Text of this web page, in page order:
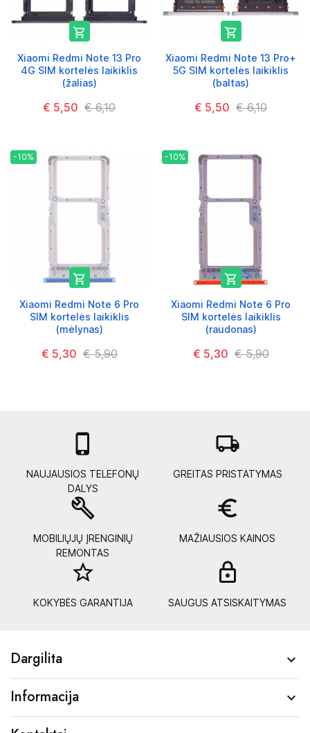

Xiaomi Redmi Note 13 Pro
4G SIM kortelės laikiklis
(žalias)
€ 5,50 € 6,10

Xiaomi Redmi Note 13 Pro+
5G SIM kortelės laikiklis
(baltas)
€ 5,50 € 6,10
-10%

Xiaomi Redmi Note 6 Pro
SIM kortelės laikiklis
(mėlynas)
€ 5,30 € 5,90
-10%

Xiaomi Redmi Note 6 Pro
SIM kortelės laikiklis
(raudonas)
€ 5,30 € 5,90

NAUJAUSIOS TELEFONŲ
DALYS
local_shipping
GREITAS PRISTATYMAS
build
MOBILIŲJŲ ĮRENGINIŲ
REMONTAS
euro_symbol
MAŽIAUSIOS KAINOS
star_border
KOKYBĖS GARANTIJA SAUGUS ATSISKAITYMAS
Dargilita 
Informacija 